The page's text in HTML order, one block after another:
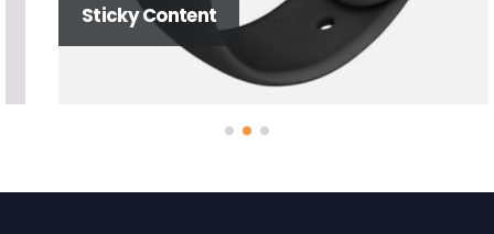
Sticky Content